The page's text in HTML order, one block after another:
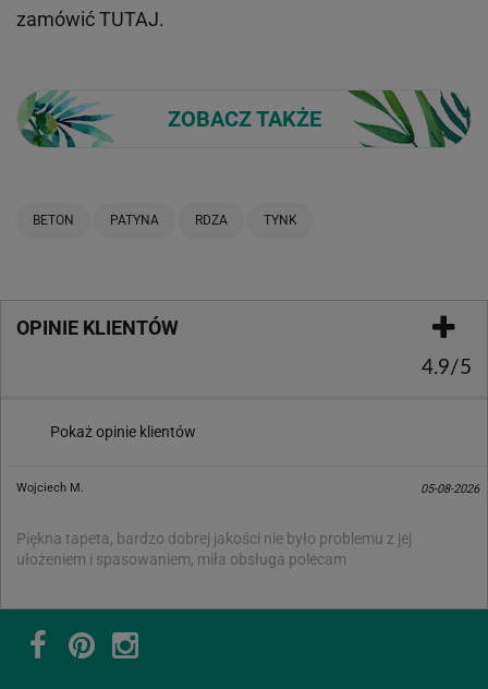
zamówićTUTAJ.
ZOBACZ TAKŻE
BETON PATYNA RDZA TYNK
OPINIE KLIENTÓW
4.9/5
Pokaż opinie klientów
Wojciech M. 05-08-2026
Piękna tapeta, bardzo dobrej jakości nie było problemu z jej
ułożeniem i spasowaniem, miła obsługa polecam